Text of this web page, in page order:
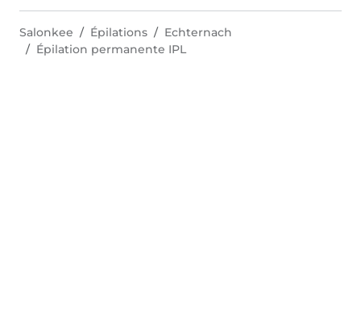
Salonkee Épilations
Echternach
Épilation permanente IPL